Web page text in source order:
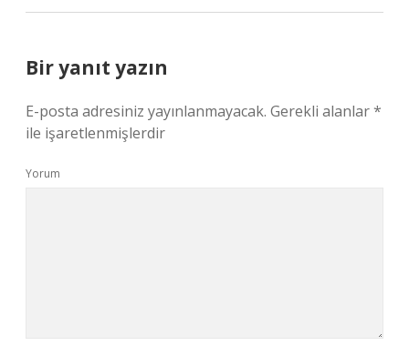
Bir yanıt yazın
E-posta adresiniz yayınlanmayacak. Gerekli alanlar*
ile işaretlenmişlerdir
Yorum